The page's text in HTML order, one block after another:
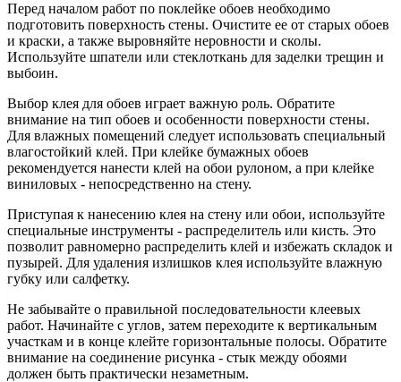
Перед началом работ по поклейке обоев необходимо
подготовить поверхность стены. Очистите ее от старых обоев
и краски, а также выровняйте неровности и сколы.
Используйте шпатели или стеклоткань для заделки трещин и
выбоин.
Выбор клея для обоев играет важную роль. Обратите
внимание на тип обоев и особенности поверхности стены.
Для влажных помещений следует использовать специальный
влагостойкий клей. При клейке бумажных обоев
рекомендуется нанести клей на обои рулоном, а при клейке
виниловых - непосредственно на стену.
Приступая к нанесению клея на стену или обои, используйте
специальные инструменты - распределитель или кисть. Это
позволит равномерно распределить клей и избежать складок и
пузырей. Для удаления излишков клея используйте влажную
губку или салфетку.
Не забывайте о правильной последовательности клеевых
работ. Начинайте с углов, затем переходите к вертикальным
участкам и в конце клейте горизонтальные полосы. Обратите
внимание на соединение рисунка - стык между обоями
должен быть практически незаметным.